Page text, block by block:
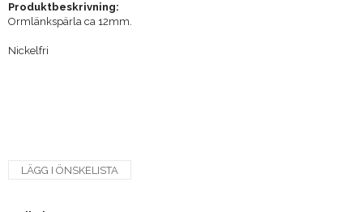
Produktbeskrivning:
Ormlänkspärla ca 12mm.
Nickelfri
LÄGG I ÖNSKELISTA